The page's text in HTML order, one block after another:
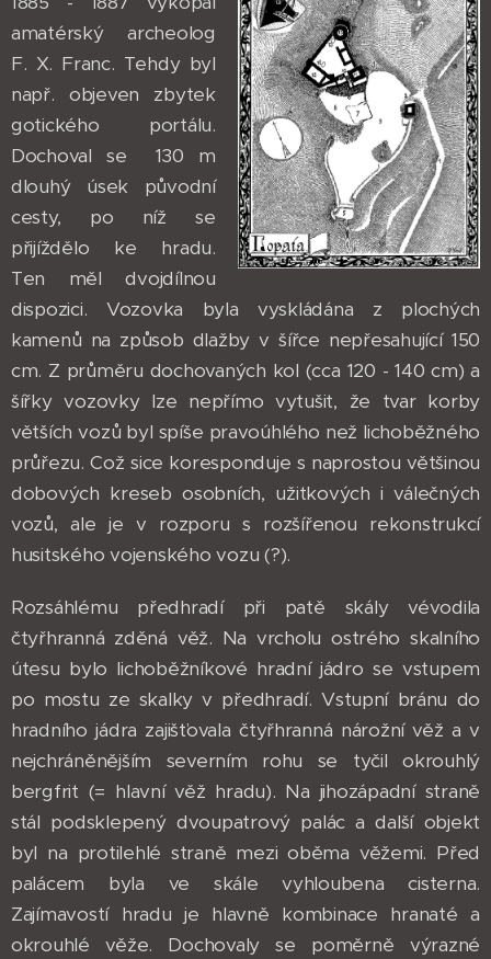
amatérský archeolog
F. X. Franc. Tehdy byl
např. objeven zbytek
gotického portálu.
Dochoval se 130 m
dlouhý úsek původní
cesty, po níž se
přijíždělo ke hradu.
Ten měl dvojdílnou
dispozici. Vozovka byla vyskládána z plochých
kamenů na způsob dlažby v šířce nepřesahující 150
cm. Z průměru dochovaných kol (cca 120 - 140 cm) a
šířky vozovky lze nepřímo vytušit, že tvar korby
větších vozů byl spíše pravoúhlého než lichoběžného
průřezu. Což sice koresponduje s naprostou většinou
dobových kreseb osobních, užitkových i válečných
vozů, ale je v rozporu s rozšířenou rekonstrukcí
husitského vojenského vozu (?).
Rozsáhlému předhradí při patě skály vévodila
čtyřhranná zděná věž. Na vrcholu ostrého skalního
útesu bylo lichoběžníkové hradní jádro se vstupem
po mostu ze skalky v předhradí. Vstupní bránu do
hradního jádra zajišťovala čtyřhranná nárožní věž a v
nejchráněnějším severním rohu se tyčil okrouhlý
bergfrit (= hlavní věž hradu). Na jihozápadní straně
stál podsklepený dvoupatrový palác a další objekt
byl na protilehlé straně mezi oběma věžemi. Před
palácem byla ve skále vyhloubena cisterna.
Zajímavostí hradu je hlavně kombinace hranaté a
okrouhlé věže. Dochovaly se poměrně výrazné